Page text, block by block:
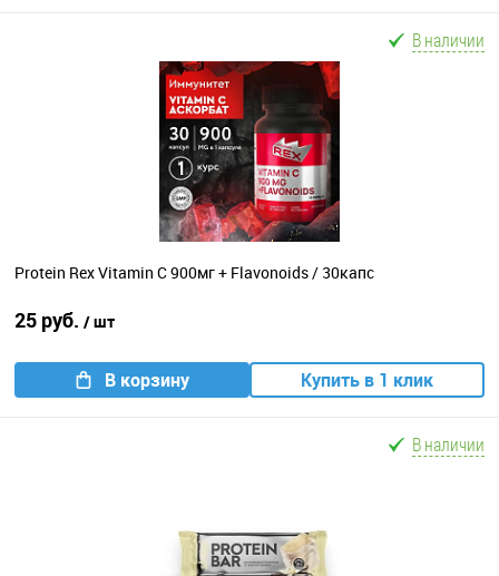
В наличии
Protein Rex Vitamin C 900мг + Flavonoids / 30капс
25 руб. / шт
В корзину Купить в 1 клик
В наличии